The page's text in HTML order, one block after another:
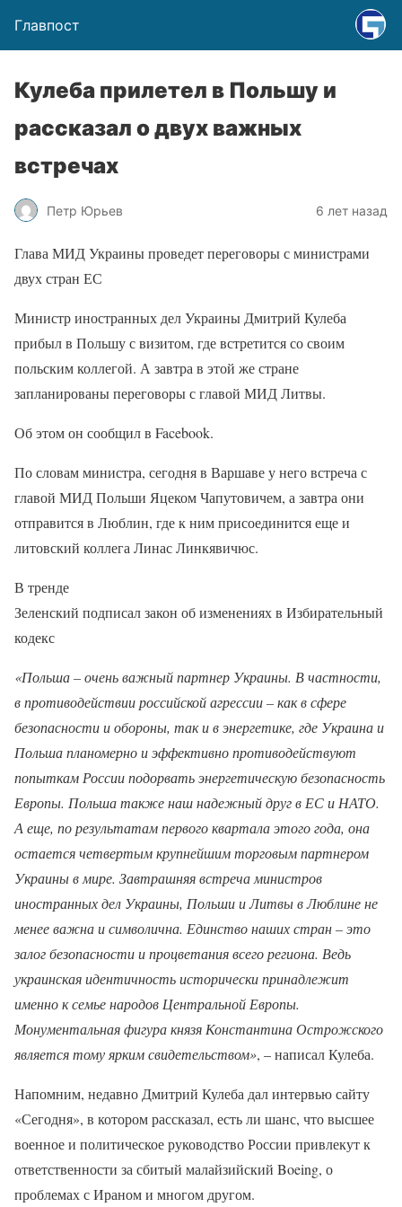
Главпост
Кулеба прилетел в Польшу и
рассказал о двух важных
встречах
Петр Юрьев 6 лет назад
Глава МИД Украины проведет переговоры с министрами
двух стран ЕС
Министр иностранных дел Украины Дмитрий Кулеба
прибыл в Польшу с визитом, где встретится со своим
польским коллегой. А завтра в этой же стране
запланированы переговоры с главой МИД Литвы.
Об этом он сообщил в Facebook.
По словам министра, сегодня в Варшаве у него встреча с
главой МИД Польши Яцеком Чапутовичем, а завтра они
отправится в Люблин, где к ним присоединится еще и
литовский коллега Линас Линкявичюс.
В тренде
Зеленский подписал закон об изменениях в Избирательный
кодекс
«Польша – очень важный партнер Украины. В частности,
в противодействии российской агрессии – как в сфере
безопасности и обороны, так и в энергетике, где Украина и
Польша планомерно и эффективно противодействуют
попыткам России подорвать энергетическую безопасность
Европы. Польша также наш надежный друг в ЕС и НАТО.
А еще, по результатам первого квартала этого года, она
остается четвертым крупнейшим торговым партнером
Украины в мире. Завтрашняя встреча министров
иностранных дел Украины, Польши и Литвы в Люблине не
менее важна и символична. Единство наших стран – это
залог безопасности и процветания всего региона. Ведь
украинская идентичность исторически принадлежит
именно к семье народов Центральной Европы.
Монументальная фигура князя Константина Острожского
является тому ярким свидетельством», – написал Кулеба.
Напомним, недавно Дмитрий Кулеба дал интервью сайту
«Сегодня», в котором рассказал, есть ли шанс, что высшее
военное и политическое руководство России привлекут к
ответственности за сбитый малайзийский Boeing, о
проблемах с Ираном и многом другом.